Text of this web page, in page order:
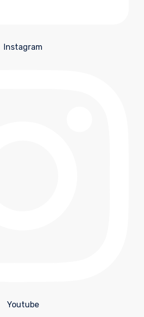
Instagram
Youtube